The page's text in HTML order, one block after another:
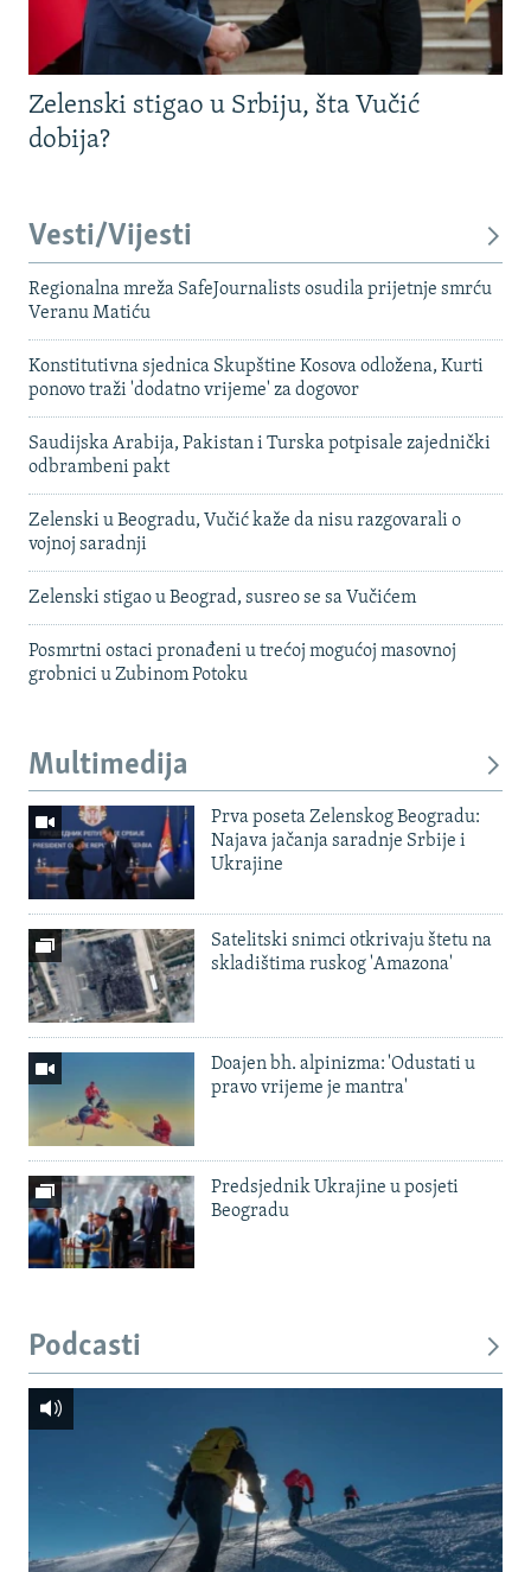
Zelenski stigao u Srbiju, šta Vučić
dobija?
Vesti/Vijesti
Regionalna mreža SafeJournalists osudila prijetnje smrću
Veranu Matiću
Konstitutivna sjednica Skupštine Kosova odložena, Kurti
ponovo traži 'dodatno vrijeme' za dogovor
Saudijska Arabija, Pakistan i Turska potpisale zajednički
odbrambeni pakt
Zelenski u Beogradu, Vučić kaže da nisu razgovarali o
vojnoj saradnji
Zelenski stigao u Beograd, susreo se sa Vučićem
Posmrtni ostaci pronađeni u trećoj mogućoj masovnoj
grobnici u Zubinom Potoku
Multimedija
Prva poseta Zelenskog Beogradu:
Najava jačanja saradnje Srbije i
Ukrajine
Satelitski snimci otkrivaju štetu na
skladištima ruskog 'Amazona'
Doajen bh. alpinizma: 'Odustati u
pravo vrijeme je mantra'
Predsjednik Ukrajine u posjeti
Beogradu
Podcasti